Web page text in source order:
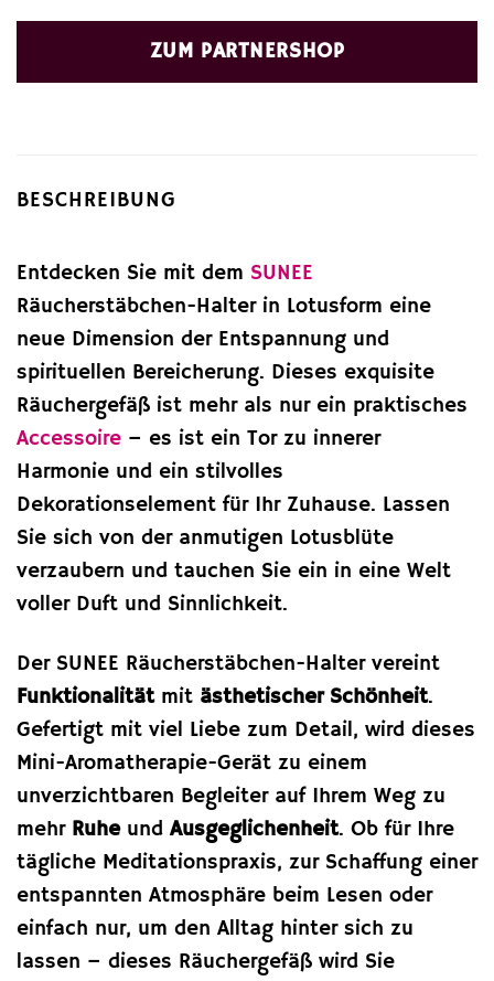
war:
34,06 €
ist:
17,03 €.
ZUM PARTNERSHOP
BESCHREIBUNG
Entdecken Sie mit dem SUNEE
Räucherstäbchen-Halter in Lotusform eine
neue Dimension der Entspannung und
spirituellen Bereicherung. Dieses exquisite
Räuchergefäß ist mehr als nur ein praktisches
Accessoire – es ist ein Tor zu innerer
Harmonie und ein stilvolles
Dekorationselement für Ihr Zuhause. Lassen
Sie sich von der anmutigen Lotusblüte
verzaubern und tauchen Sie ein in eine Welt
voller Duft und Sinnlichkeit.
Der SUNEE Räucherstäbchen-Halter vereint
Funktionalitätmit ästhetischer Schönheit.
Gefertigt mit viel Liebe zum Detail, wird dieses
Mini-Aromatherapie-Gerät zu einem
unverzichtbaren Begleiter auf Ihrem Weg zu
mehr RuheundAusgeglichenheit. Ob für Ihre
tägliche Meditationspraxis, zur Schaffung einer
entspannten Atmosphäre beim Lesen oder
einfach nur, um den Alltag hinter sich zu
lassen – dieses Räuchergefäß wird Sie